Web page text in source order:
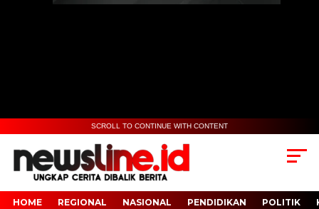
SCROLL TO CONTINUE WITH CONTENT
HOME REGIONAL NASIONAL PENDIDIKAN POLITIK